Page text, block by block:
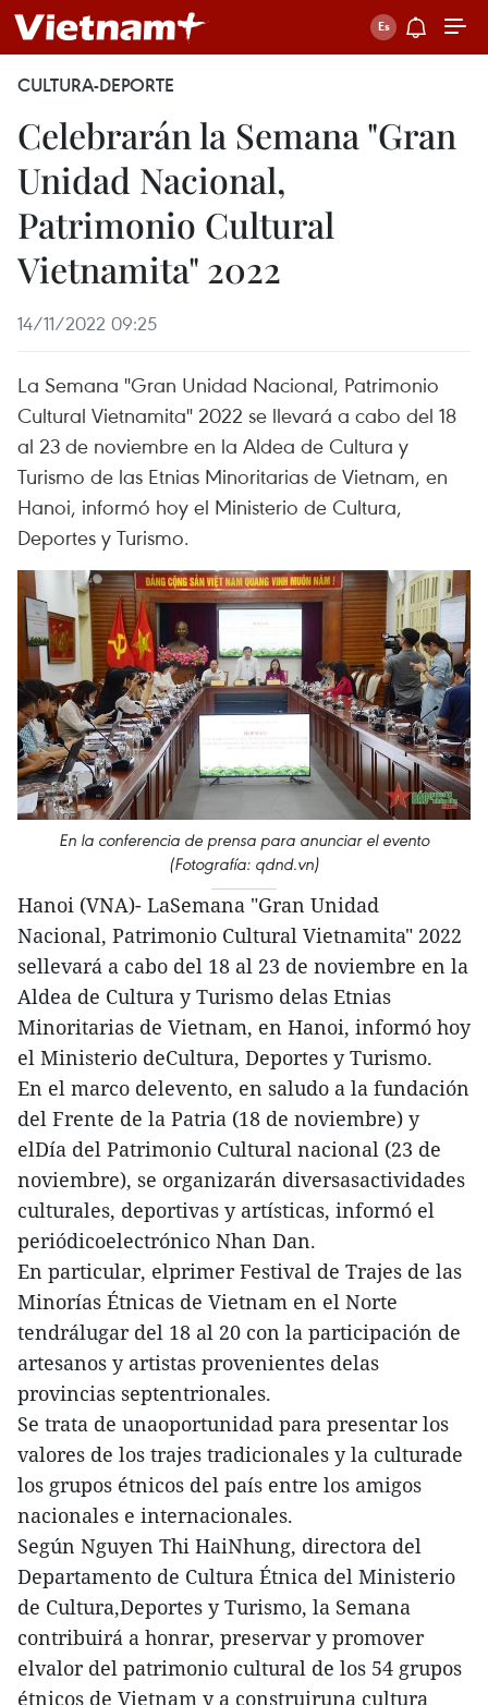
CULTURA-DEPORTE
Celebrarán la Semana "Gran
Unidad Nacional,
Patrimonio Cultural
Vietnamita" 2022
14/11/2022 09:25
La Semana "Gran Unidad Nacional, Patrimonio
Cultural Vietnamita" 2022 se llevará a cabo del 18
al 23 de noviembre en la Aldea de Cultura y
Turismo de las Etnias Minoritarias de Vietnam, en
Hanoi, informó hoy el Ministerio de Cultura,
Deportes y Turismo.
En la conferencia de prensa para anunciar el evento
(Fotografía: qdnd.vn)
Hanoi (VNA)- LaSemana "Gran Unidad
Nacional, Patrimonio Cultural Vietnamita" 2022
sellevará a cabo del 18 al 23 de noviembre en la
Aldea de Cultura y Turismo delas Etnias
Minoritarias de Vietnam, en Hanoi, informó hoy
el Ministerio deCultura, Deportes y Turismo.
En el marco delevento, en saludo a la fundación
del Frente de la Patria (18 de noviembre) y
elDía del Patrimonio Cultural nacional (23 de
noviembre), se organizarán diversasactividades
culturales, deportivas y artísticas, informó el
periódicoelectrónico Nhan Dan.
En particular, elprimer Festival de Trajes de las
Minorías Étnicas de Vietnam en el Norte
tendrálugar del 18 al 20 con la participación de
artesanos y artistas provenientes delas
provincias septentrionales.
Se trata de unaoportunidad para presentar los
valores de los trajes tradicionales y la culturade
los grupos étnicos del país entre los amigos
nacionales e internacionales.
Según Nguyen Thi HaiNhung, directora del
Departamento de Cultura Étnica del Ministerio
de Cultura,Deportes y Turismo, la Semana
contribuirá a honrar, preservar y promover
elvalor del patrimonio cultural de los 54 grupos
étnicos de Vietnam y a construiruna cultura